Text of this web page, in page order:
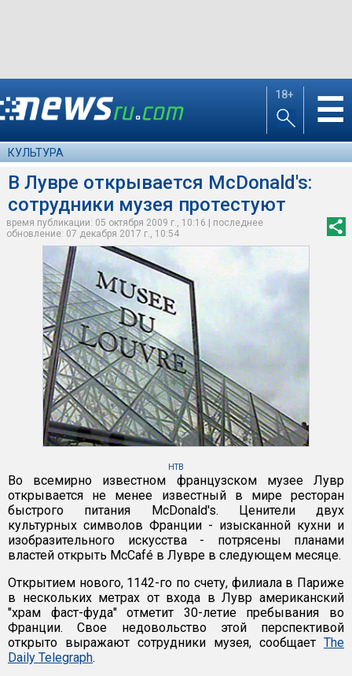
18+ ☰
КУЛЬТУРА
В Лувре открывается McDonald's:
сотрудники музея протестуют
время публикации: 05 октября 2009 г., 10:16 | последнее
обновление: 07 декабря 2017 г., 10:54
НТВ
Во всемирно известном французском музее Лувр
открывается не менее известный в мире ресторан
быстрого питания McDonald's. Ценители двух
культурных символов Франции - изысканной кухни и
изобразительного искусства - потрясены планами
властей открыть McCafé в Лувре в следующем месяце.
Открытием нового, 1142-го по счету, филиала в Париже
в нескольких метрах от входа в Лувр американский
"храм фаст-фуда" отметит 30-летие пребывания во
Франции. Свое недовольство этой перспективой
открыто выражают сотрудники музея, сообщает The
Daily Telegraph.